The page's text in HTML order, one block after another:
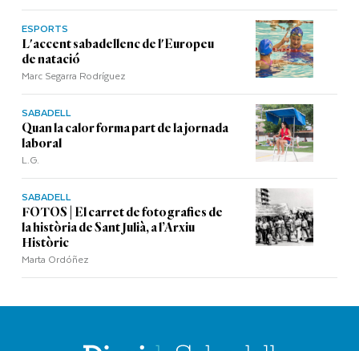
ESPORTS
L'accent sabadellenc de l'Europeu
de natació
Marc Segarra Rodríguez
SABADELL
Quan la calor forma part de la jornada
laboral
L.G.
SABADELL
FOTOS | El carret de fotografies de
la història de Sant Julià, a l’Arxiu
Històric
Marta Ordóñez